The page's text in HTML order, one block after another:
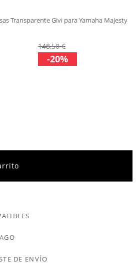
Transparente Givi para Yamaha Majesty
148,50 €
-20%
DE ENVÍO